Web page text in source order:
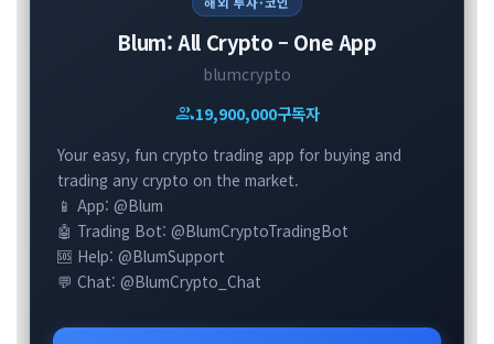
Blum: All Crypto – One App
blumcrypto
group19,900,000구독자
Your easy, fun crypto trading app for buying and
trading any crypto on the market.
📱 App: @Blum
🤖 Trading Bot: @BlumCryptoTradingBot
🆘 Help: @BlumSupport
💬 Chat: @BlumCrypto_Chat